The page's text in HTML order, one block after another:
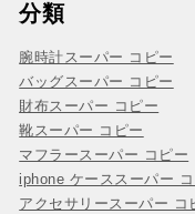
分類
腕時計スーパー コピー
バッグスーパー コピー
財布スーパー コピー
靴スーパー コピー
マフラースーパー コピー
iphone ケーススーパー
アクセサリースーパー コ